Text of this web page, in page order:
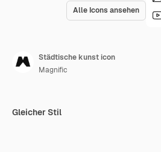
Alle Icons ansehen
Städtische kunst icon
Magnific
Gleicher Stil